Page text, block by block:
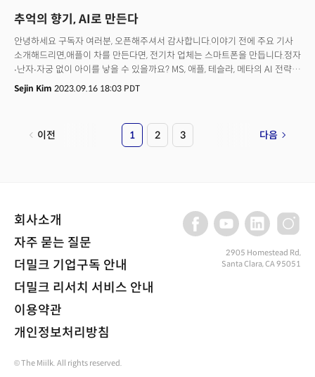
추억의 향기, AI로 만든다
안녕하세요 구독자 여러분, 오픈해주셔서 감사합니다.이야기 전에 주요 기사
소개해드리면,애플이 차를 만든다면, 전기차 업체는 스마트폰을 만듭니다.정자
∙난자∙자궁 없이 아이를 낳을 수 있을까요? MS, 애플, 테슬라, 메타의 AI 전략은
'기존 파워 이용하기'입니다.이 세 기사, 제목만 봐도 놀라움과 걱정이 물밑
듯이 밀려오지 않나요? 그래서 더밀크에서 새로운 콘텐츠
해외에선 화제인 AI 기술과 비즈니스의 결합을 알기 쉽게 다룰
예정입니다. 오늘은 향기에 대한 이야기를 해보려 합니다.향기는 기억입니다.
있지만, 바닐라향 아이스크림이 매출의 절반을 차지하는 것으로
알려졌습니다. 사람들의 뇌가 바닐라 향을 엄마의 모유와 비슷한 향으로
받아들이기 때문으로 추정하고 있습니다. 인간은 정보의 80~90%를 시각과
청각으로 얻습니다. 하지만 이 시·청각 정보는 단기 기억입니다. 반면 후각은
장기 기억이죠. 소비자는 ‘무의식적으로’ 바닐라 향 아이스크림에 친근함을
느끼게 됩니다.이렇게 후각은 무의식이라는 강력한 힘을 가졌지만, 여전히
‘미지의 영역’이기도 합니다. 후각은 생물학에서 가장 복잡한 영역으로 그
구조에 대해 밝혀진 부분이 많지 않았죠. 이때 최근 인공지능(AI) 기술을
이들이 보는 건 무려 인터넷에서 '냄새' '향기'가 날 수 있도록 하는
Sejin Kim 2023.09.16 18:03 PDT
이전 1 2 3 다음
회사소개
자주 묻는 질문
더밀크 기업구독 안내
더밀크 리서치 서비스 안내
이용약관
개인정보처리방침
2905 Homestead Rd,
Santa Clara, CA 95051
© The Miilk. All rights reserved.